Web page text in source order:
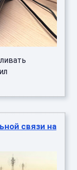
связи на